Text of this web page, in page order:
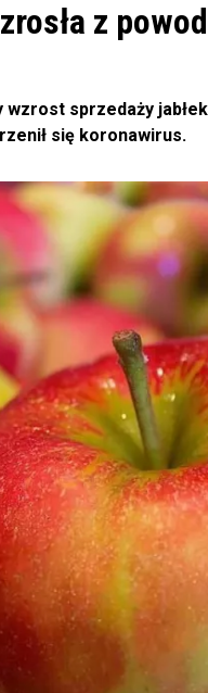
z
sprzedaży
się koronawirus.